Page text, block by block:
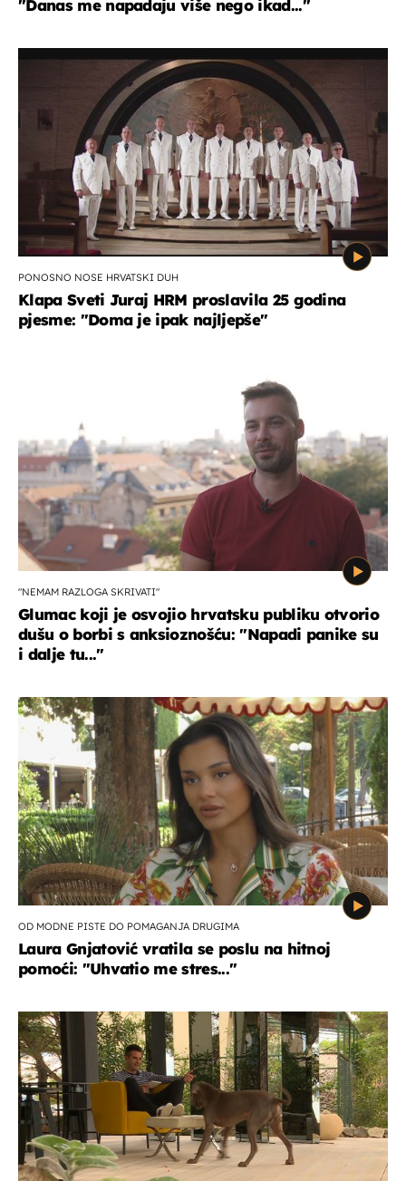
"Danas me napadaju više nego ikad..."
PONOSNO NOSE HRVATSKI DUH
Klapa Sveti Juraj HRM proslavila 25 godina
pjesme: "Doma je ipak najljepše"
"NEMAM RAZLOGA SKRIVATI"
Glumac koji je osvojio hrvatsku publiku otvorio
dušu o borbi s anksioznošću: "Napadi panike su
i dalje tu..."
OD MODNE PISTE DO POMAGANJA DRUGIMA
Laura Gnjatović vratila se poslu na hitnoj
pomoći: "Uhvatio me stres..."